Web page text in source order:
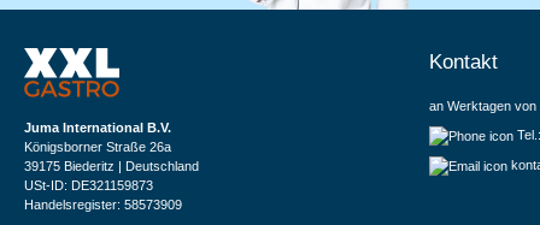
Juma International B.V.
Königsborner Straße 26a
39175 Biederitz | Deutschland
USt-ID: DE321159873
Handelsregister: 58573909
Kontakt
an Werktagen